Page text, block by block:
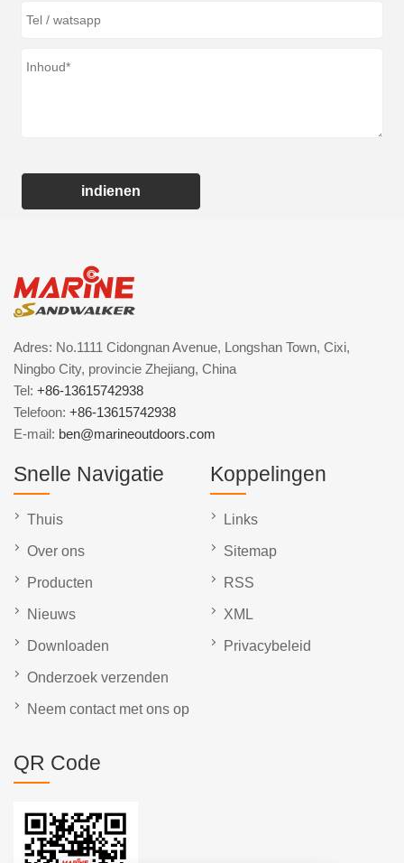
indienen
Adres: No.1111 Cidongnan Avenue, Longshan Town, Cixi,
Ningbo City, provincie Zhejiang, China
Tel: +86-13615742938
Telefoon: +86-13615742938
E-mail: ben@marineoutdoors.com
Snelle Navigatie
Thuis
Over ons
Producten
Nieuws
Downloaden
Onderzoek verzenden
Neem contact met ons op
Koppelingen
Links
Sitemap
RSS
XML
Privacybeleid
QR Code